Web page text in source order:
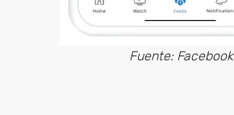
Fuente: Facebook